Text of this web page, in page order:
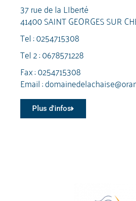
37 rue de la LIberté
41400 SAINT GEORGES SUR
Tel :0254715308
Tel 2 :0678571228
Fax : 0254715308
Email :
Plus d'infos